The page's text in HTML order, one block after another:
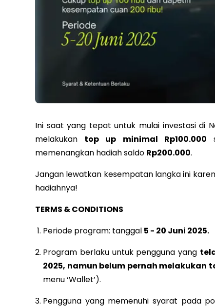
Ini saat yang tepat untuk mulai investasi di
melakukan top up minimal Rp100.000
memenangkan hadiah saldo Rp200.000.
Jangan lewatkan kesempatan langka ini
hadiahnya!
TERMS & CONDITIONS
Periode program: tanggal 5 - 20 Juni 2025.
Program berlaku untuk pengguna yang
2025, namun belum pernah melakukan
menu ‘Wallet’).
Pengguna yang memenuhi syarat pada